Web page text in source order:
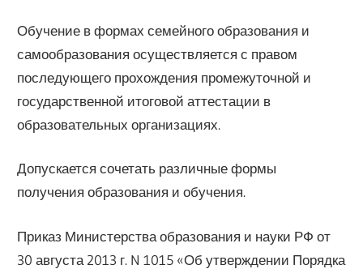
Обучение в формах семейного образования и
самообразования осуществляется с правом
последующего прохождения промежуточной и
государственной итоговой аттестации в
образовательных организациях.
Допускается сочетать различные формы
получения образования и обучения.
Приказ Министерства образования и науки РФ от
30 августа 2013 г. N 1015 «Об утверждении Порядка